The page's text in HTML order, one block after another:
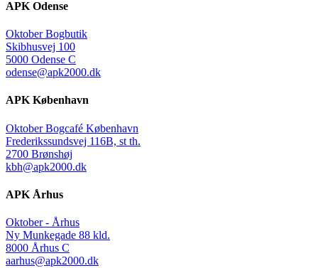
APK Odense
Oktober Bogbutik
Skibhusvej 100
5000 Odense C
odense@apk2000.dk
APK København
Oktober Bogcafé København
Frederikssundsvej 116B, st th.
2700 Brønshøj
kbh@apk2000.dk
APK Århus
Oktober - Århus
Ny Munkegade 88 kld.
8000 Århus C
aarhus@apk2000.dk